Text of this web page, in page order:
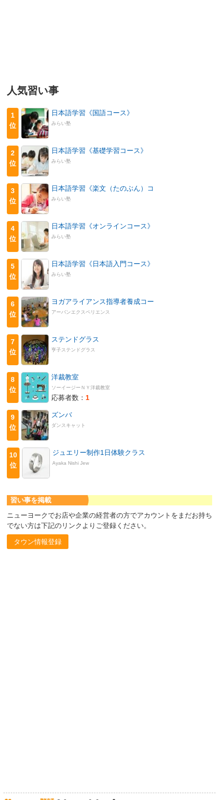
人気習い事
1
位
日本語学習《国語コース》
みらい塾
2
位
日本語学習《基礎学習コース》
みらい塾
3
位
日本語学習《楽文（たのぶん）コ
みらい塾
4
位
日本語学習《オンラインコース》
みらい塾
5
位
日本語学習《日本語入門コース》
みらい塾
6
位
ヨガアライアンス指導者養成コー
アーバンエクスペリエンス
7
位
ステンドグラス
亨子ステンドグラス
8
位
洋裁教室
ソーイージーＮＹ洋裁教室
応募者数： 1
9
位
ズンバ
ダンスキャット
10
位
ジュエリー制作1日体験クラス
Ayaka Nishi Jew
習い事を掲載
ニューヨークでお店や企業の経営者の方でアカウントをまだお持ち
でない方は下記のリンクよりご登録ください。
タウン情報登録